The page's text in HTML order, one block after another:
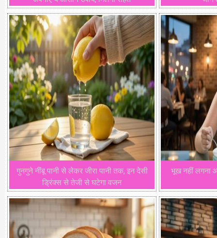
गुनगुने नींबू पानी से लेकर जीरा पानी तक, इन देसी
ड्रिंक्स से तेजी से घटेगा वजन
भूख नहीं लगना